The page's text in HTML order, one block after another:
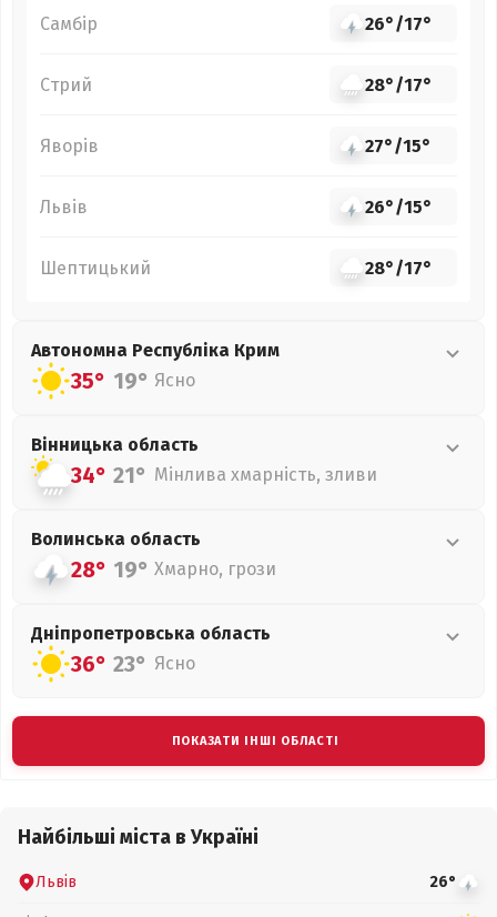
Самбір 26°/17°
Стрий 28°/17°
Яворів 27°/15°
Львів 26°/15°
Шептицький 28°/17°
Автономна Республіка Крим
35° 19° Ясно
Вінницька область
34° 21° Мінлива хмарність, зливи
Волинська область
28° 19° Хмарно, грози
Дніпропетровська область
36° 23° Ясно
ПОКАЗАТИ ІНШІ ОБЛАСТІ
Найбільші міста в Україні
Львів 26°